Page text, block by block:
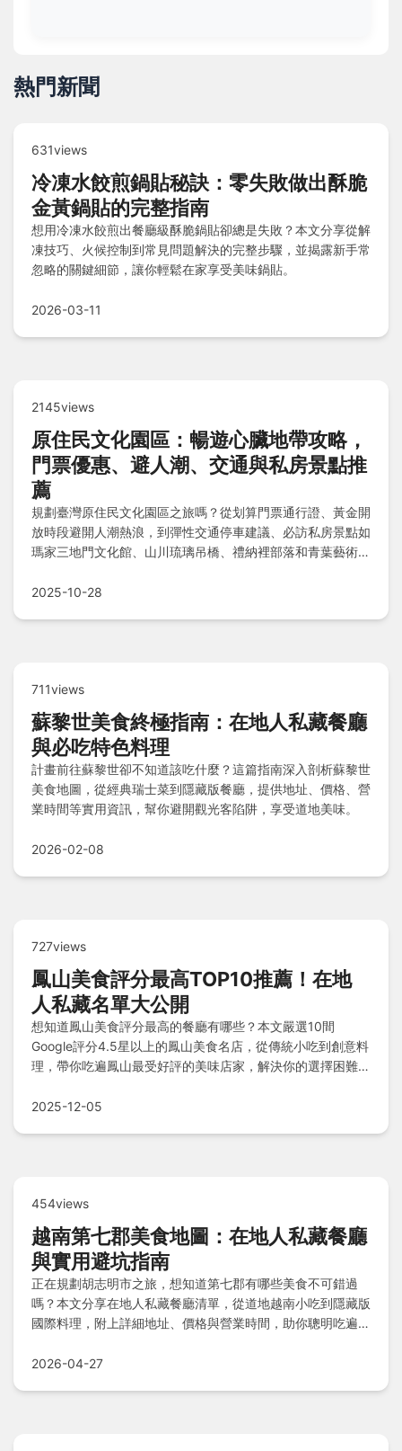
熱門新聞
631views
冷凍水餃煎鍋貼秘訣：零失敗做出酥脆
金黃鍋貼的完整指南
想用冷凍水餃煎出餐廳級酥脆鍋貼卻總是失敗？本文分享從解
凍技巧、火候控制到常見問題解決的完整步驟，並揭露新手常
忽略的關鍵細節，讓你輕鬆在家享受美味鍋貼。
2026-03-11
2145views
原住民文化園區：暢遊心臟地帶攻略，
門票優惠、避人潮、交通與私房景點推
薦
規劃臺灣原住民文化園區之旅嗎？從划算門票通行證、黃金開
放時段避開人潮熱浪，到彈性交通停車建議、必訪私房景點如
瑪家三地門文化館、山川琉璃吊橋、禮納裡部落和青葉藝術之
旅程。
2025-10-28
711views
蘇黎世美食終極指南：在地人私藏餐廳
與必吃特色料理
計畫前往蘇黎世卻不知道該吃什麼？這篇指南深入剖析蘇黎世
美食地圖，從經典瑞士菜到隱藏版餐廳，提供地址、價格、營
業時間等實用資訊，幫你避開觀光客陷阱，享受道地美味。
2026-02-08
727views
鳳山美食評分最高TOP10推薦！在地
人私藏名單大公開
想知道鳳山美食評分最高的餐廳有哪些？本文嚴選10間
Google評分4.5星以上的鳳山美食名店，從傳統小吃到創意料
理，帶你吃遍鳳山最受好評的美味店家，解決你的選擇困難
2025-12-05
454views
越南第七郡美食地圖：在地人私藏餐廳
與實用避坑指南
正在規劃胡志明市之旅，想知道第七郡有哪些美食不可錯過
嗎？本文分享在地人私藏餐廳清單，從道地越南小吃到隱藏版
國際料理，附上詳細地址、價格與營業時間，助你聰明吃遍第
2026-04-27